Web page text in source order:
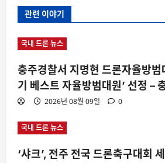
관련 이야기
국내 드론 뉴스
충주경찰서 지명현 드론자율방
기 베스트 자율방범대원’ 선정 –
2026년 08월 09일 0
국내 드론 뉴스
‘샤크’, 전주 전국 드론축구대회